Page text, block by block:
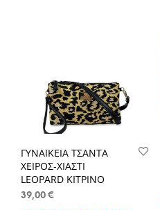
ΓΥΝΑΙΚΕΙΑ ΤΣΑΝΤΑ
ΧΕΙΡΟΣ-ΧΙΑΣΤΙ
LEOPARD ΚΙΤΡΙΝΟ
39,00 €